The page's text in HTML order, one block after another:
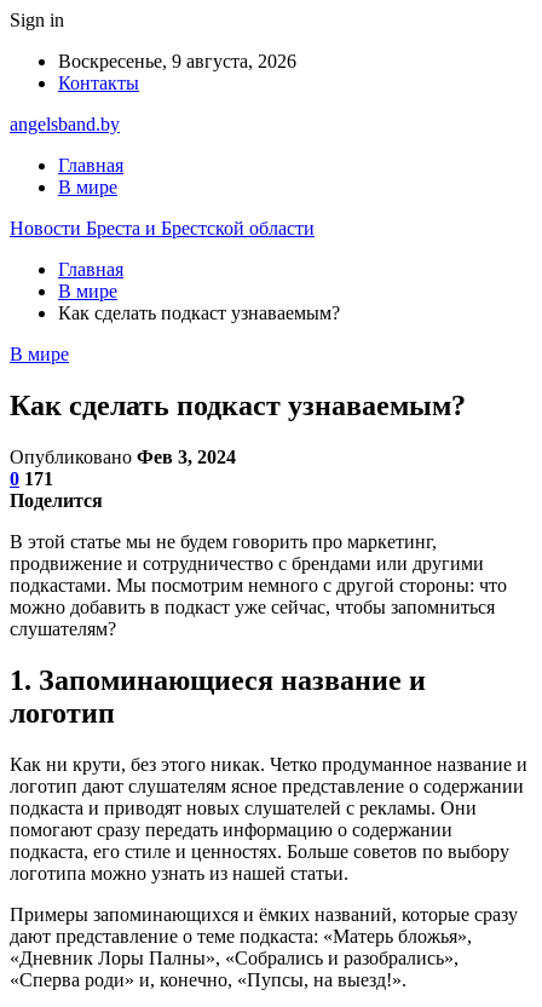
Sign in
Воскресенье, 9 августа, 2026
Контакты
angelsband.by
Главная
В мире
Новости Бреста и Брестской области
Главная
В мире
Как сделать подкаст узнаваемым?
В мире
Как сделать подкаст узнаваемым?
Опубликовано Фев 3, 2024
0 171
Поделится
В этой статье мы не будем говорить про маркетинг,
продвижение и сотрудничество с брендами или другими
подкастами. Мы посмотрим немного с другой стороны: что
можно добавить в подкаст уже сейчас, чтобы запомниться
слушателям?
1. Запоминающиеся название и
логотип
Как ни крути, без этого никак. Четко продуманное название и
логотип дают слушателям ясное представление о содержании
подкаста и приводят новых слушателей с рекламы. Они
помогают сразу передать информацию о содержании
подкаста, его стиле и ценностях. Больше советов по выбору
логотипа можно узнать из нашей статьи.
Примеры запоминающихся и ёмких названий, которые сразу
дают представление о теме подкаста: «Матерь бложья»,
«Дневник Лоры Палны», «Собрались и разобрались»,
«Сперва роди» и, конечно, «Пупсы, на выезд!».